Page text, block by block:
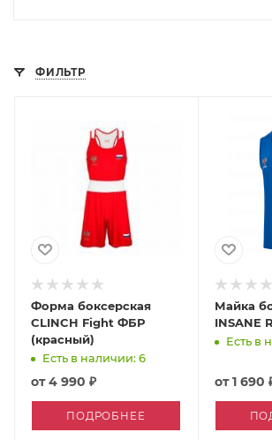
ФИЛЬТР
Форма боксерская
CLINCH Fight ФБР
(красный)
Есть в наличии: 6
от4 990 ₽
ПОДРОБНЕЕ
Майка
INSANE
Есть в
от1 690